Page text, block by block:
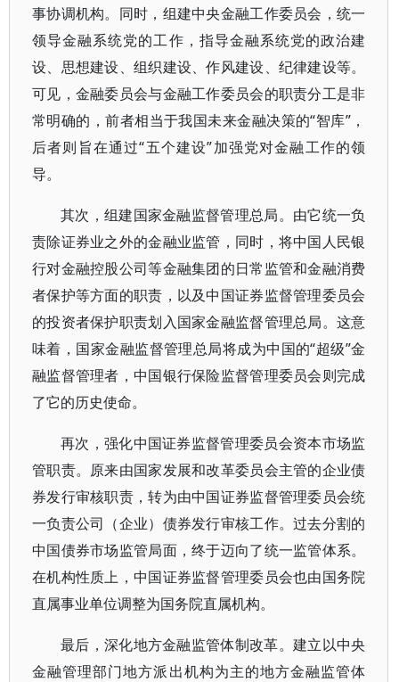
事协调机构。同时，组建中央金融工作委员会，统一
领导金融系统党的工作，指导金融系统党的政治建
设、思想建设、组织建设、作风建设、纪律建设等。
可见，金融委员会与金融工作委员会的职责分工是非
常明确的，前者相当于我国未来金融决策的“智库”，
后者则旨在通过“五个建设”加强党对金融工作的领
导。
其次，组建国家金融监督管理总局。由它统一负
责除证券业之外的金融业监管，同时，将中国人民银
行对金融控股公司等金融集团的日常监管和金融消费
者保护等方面的职责，以及中国证券监督管理委员会
的投资者保护职责划入国家金融监督管理总局。这意
味着，国家金融监督管理总局将成为中国的“超级”金
融监督管理者，中国银行保险监督管理委员会则完成
了它的历史使命。
再次，强化中国证券监督管理委员会资本市场监
管职责。原来由国家发展和改革委员会主管的企业债
券发行审核职责，转为由中国证券监督管理委员会统
一负责公司（企业）债券发行审核工作。过去分割的
中国债券市场监管局面，终于迈向了统一监管体系。
在机构性质上，中国证券监督管理委员会也由国务院
直属事业单位调整为国务院直属机构。
最后，深化地方金融监管体制改革。建立以中央
金融管理部门地方派出机构为主的地方金融监管体